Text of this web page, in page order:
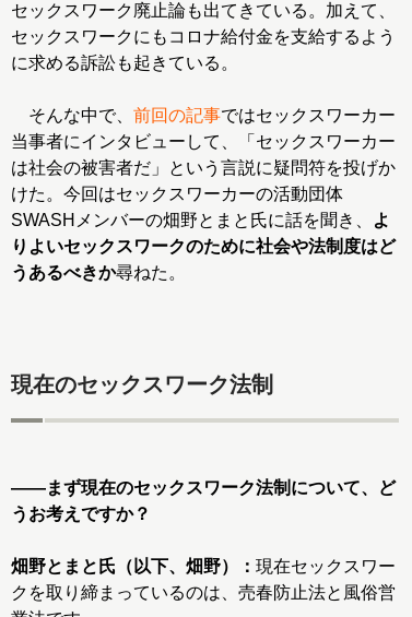
セックスワーク廃止論も出てきている。加えて、
セックスワークにもコロナ給付金を支給するよう
に求める訴訟も起きている。
そんな中で、 前回の記事ではセックスワーカー
当事者にインタビューして、「セックスワーカー
は社会の被害者だ」という言説に疑問符を投げか
けた。今回はセックスワーカーの活動団体
SWASHメンバーの畑野とまと氏に話を聞き、
よ
りよいセックスワークのために社会や法制度はど
うあるべきか尋ねた。
現在のセックスワーク法制
――まず現在のセックスワーク法制について、ど
うお考えですか？
畑野とまと氏（以下、畑野）： 現在セックスワー
クを取り締まっているのは、売春防止法と風俗営